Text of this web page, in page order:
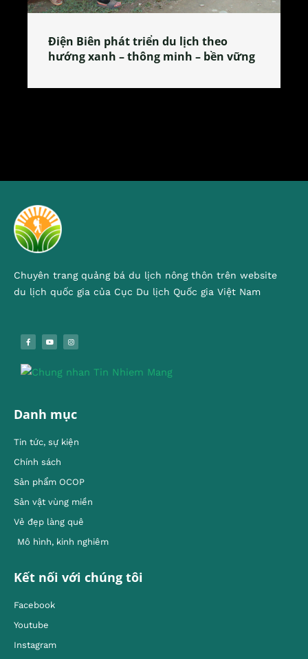
Làng làm bánh tẻ Phú Nhi – nơi lan
tỏa đặc sản xứ Đoài
Chuyên trang quảng bá du lịch nông thôn trên website
du lịch quốc gia của Cục Du lịch Quốc gia Việt Nam
Danh mục
Tin tức, sự kiện
Chính sách
Sản phẩm OCOP
Sản vật vùng miền
Vẻ đẹp làng quê
Mô hình, kinh nghiêm
Kết nối với chúng tôi
Facebook
Youtube
Instagram